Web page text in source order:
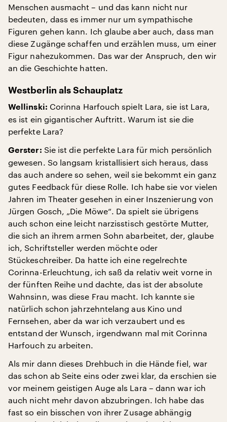
Menschen ausmacht – und das kann nicht nur
bedeuten, dass es immer nur um sympathische
Figuren gehen kann. Ich glaube aber auch, dass man
diese Zugänge schaffen und erzählen muss, um einer
Figur nahezukommen. Das war der Anspruch, den wir
an die Geschichte hatten.
Westberlin als Schauplatz
Wellinski: Corinna Harfouch spielt Lara, sie ist Lara,
es ist ein gigantischer Auftritt. Warum ist sie die
perfekte Lara?
Gerster: Sie ist die perfekte Lara für mich persönlich
gewesen. So langsam kristallisiert sich heraus, dass
das auch andere so sehen, weil sie bekommt ein ganz
gutes Feedback für diese Rolle. Ich habe sie vor vielen
Jahren im Theater gesehen in einer Inszenierung von
Jürgen Gosch, „Die Möwe“. Da spielt sie übrigens
auch schon eine leicht narzisstisch gestörte Mutter,
die sich an ihrem armen Sohn abarbeitet, der, glaube
ich, Schriftsteller werden möchte oder
Stückeschreiber. Da hatte ich eine regelrechte
Corinna-Erleuchtung, ich saß da relativ weit vorne in
der fünften Reihe und dachte, das ist der absolute
Wahnsinn, was diese Frau macht. Ich kannte sie
natürlich schon jahrzehntelang aus Kino und
Fernsehen, aber da war ich verzaubert und es
entstand der Wunsch, irgendwann mal mit Corinna
Harfouch zu arbeiten.
Als mir dann dieses Drehbuch in die Hände fiel, war
das schon ab Seite eins oder zwei klar, da erschien sie
vor meinem geistigen Auge als Lara – dann war ich
auch nicht mehr davon abzubringen. Ich habe das
fast so ein bisschen von ihrer Zusage abhängig